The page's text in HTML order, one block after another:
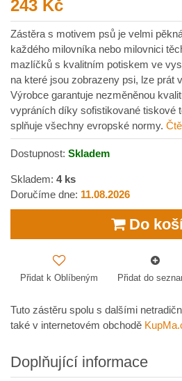
243 Kč
Zástěra s motivem psů je velmi
každého milovníka nebo milovnici
mazlíčků s kvalitním potiskem ve
na které jsou zobrazeny psi, lze prát
Výrobce garantuje nezměněnou
vypráních díky sofistikované tiskové
splňuje všechny evropské normy.
Dostupnost: Skladem
Skladem: 4ks
Doručíme dne: 11.08.2026
Do
Přidat k Oblíbeným Přidat do
Tuto zástěru spolu s dalšími
také v internetovém obchodě
Doplňující informace